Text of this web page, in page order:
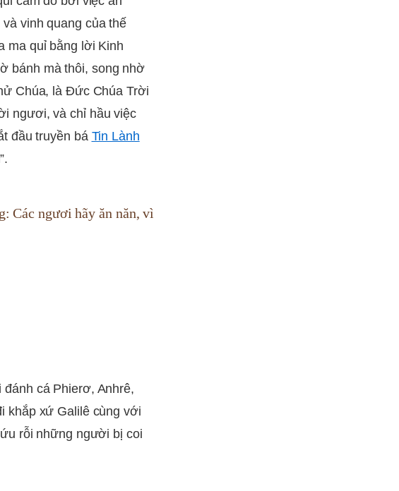
vinh quang của thế
ma quỉ bằng lời Kinh
bánh mà thôi, song nhờ
Chúa, là Ðức Chúa Trời
ngươi, và chỉ hầu việc
đầu truyền bá Tin Lành
Các ngươi hãy ăn năn, vì
cá Phierơ, Anhrê,
khắp xứ Galilê cùng với
rỗi những người bị coi